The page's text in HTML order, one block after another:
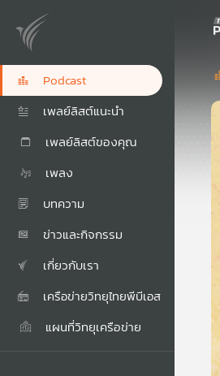
Podcast
เพลย์ลิสต์แนะนำ
เพลย์ลิสต์ของคุณ
เพลง
บทความ
ข่าวและกิจกรรม
เกี่ยวกับเรา
เครือข่ายวิทยุไทยพีบีเอส
แผนที่วิทยุเครือข่าย